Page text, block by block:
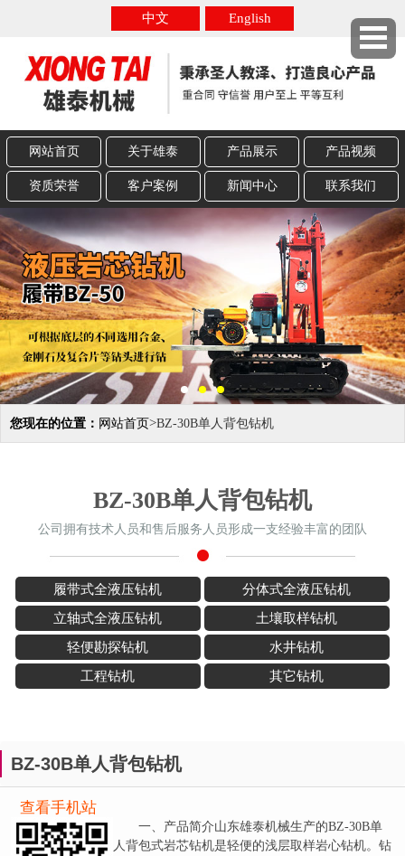
中文 English
网站首页 关于雄泰 产品展示 产品视频
资质荣誉 客户案例 新闻中心 联系我们
您现在的位置： 网站首页>BZ-30B单人背包钻机
BZ-30B单人背包钻机
公司拥有技术人员和售后服务人员形成一支经验丰富的团队
履带式全液压钻机 分体式全液压钻机
立轴式全液压钻机 土壤取样钻机
轻便勘探钻机 水井钻机
工程钻机 其它钻机
BZ-30B单人背包钻机
查看手机站
一、产品简介山东雄泰机械生产的BZ-30B单
人背包式岩芯钻机是轻便的浅层取样岩心钻机。钻